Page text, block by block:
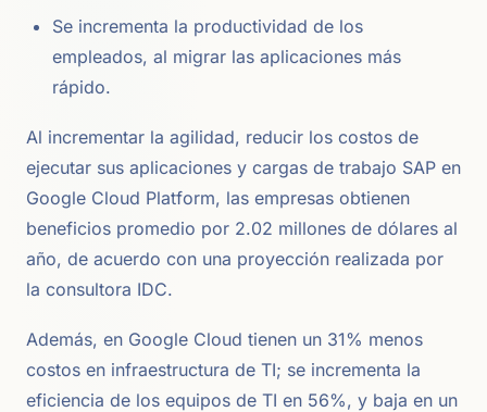
Se incrementa la productividad de los
empleados, al migrar las aplicaciones más
rápido.
Al incrementar la agilidad, reducir los costos de
ejecutar sus aplicaciones y cargas de trabajo SAP en
Google Cloud Platform, las empresas obtienen
beneficios promedio por 2.02 millones de dólares al
año, de acuerdo con una proyección realizada por
la consultora IDC.
Además, en Google Cloud tienen un 31% menos
costos en infraestructura de TI; se incrementa la
eficiencia de los equipos de TI en 56%, y baja en un